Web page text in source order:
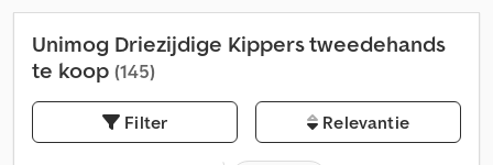
Unimog Driezijdige Kippers tweedehands
te koop (145)
Filter Relevantie